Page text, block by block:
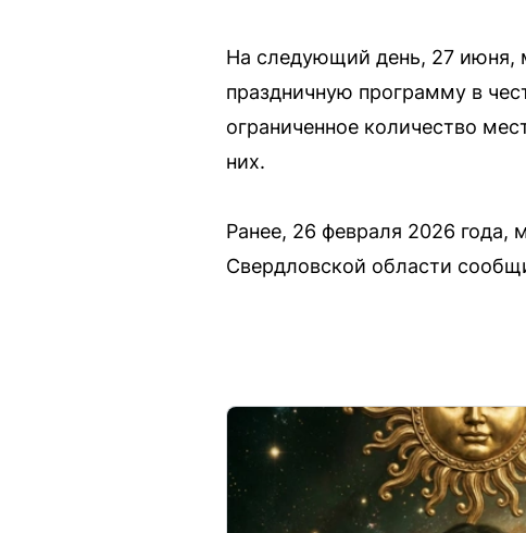
На следующий день, 27 июня,
праздничную программу в
ограниченное количество
них.
Ранее, 26 февраля 2026 года,
Свердловской области